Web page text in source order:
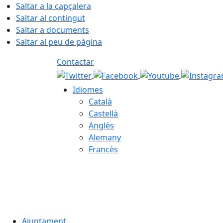
Saltar a la capçalera
Saltar al contingut
Saltar a documents
Saltar al peu de pàgina
Contactar
Idiomes
Català
Castellà
Anglès
Alemany
Francès